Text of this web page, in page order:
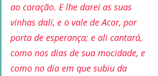
ao coração. E lhe darei as suas
vinhas dali, e o vale de Acor, por
porta de esperança; e ali cantará,
como nos dias de sua mocidade, e
como no dia em que subiu da